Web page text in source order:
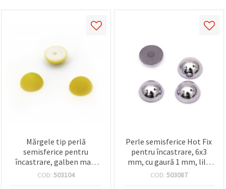
Mărgele tip perlă
semisferice pentru
încastrare, galben mat,
8x4 mm, gaură 1 mm – set
COD: 503104
Perle semisferice Hot Fix
pentru încastrare, 6x3
mm, cu gaură 1 mm, lila
metalizat, 50 buc.
COD: 503087